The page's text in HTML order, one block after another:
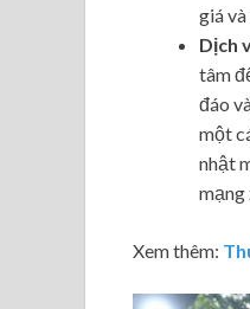
giá
Dịch
tâm
đáo
một
nhật
mạng
Xem thêm: